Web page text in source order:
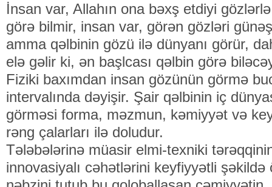
İnsan var, Allahın ona bəxş etdiyi
görə bilmir, insan var, görən gözləri
amma qəlbinin gözü ilə dünyanı görür,
elə gəlir ki, ən başlcası qəlbin görə
Fiziki baxımdan insan gözünün görmə
intervalında dəyişir. Şair qəlbinin iç
görməsi forma, məzmun, kəmiyyət və
rəng çalarları ilə doludur.
Tələbələrinə müasir elmi-texniki
innovasiyalı cəhətlərini keyfiyyətli şəkildə